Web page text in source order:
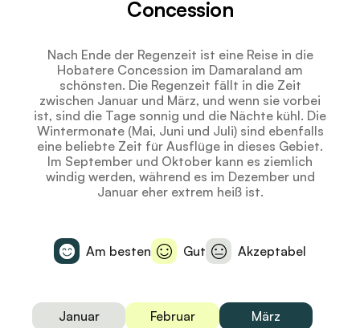
Concession
Nach Ende der Regenzeit ist eine Reise in die
Hobatere Concession im Damaraland am
schönsten. Die Regenzeit fällt in die Zeit
zwischen Januar und März, und wenn sie vorbei
ist, sind die Tage sonnig und die Nächte kühl. Die
Wintermonate (Mai, Juni und Juli) sind ebenfalls
eine beliebte Zeit für Ausflüge in dieses Gebiet.
Im September und Oktober kann es ziemlich
windig werden, während es im Dezember und
Januar eher extrem heiß ist.
Am besten Gut Akzeptabel
Januar Februar
März